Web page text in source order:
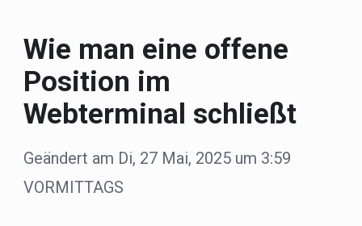
Wie man eine offene
Position im
Webterminal schließt
Geändert am Di, 27 Mai, 2025 um 3:59
VORMITTAGS